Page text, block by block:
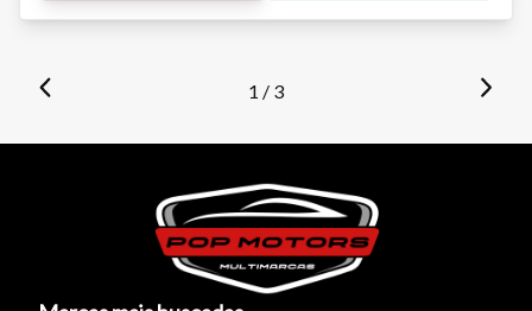
1 / 3